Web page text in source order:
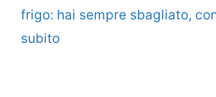
frigo: hai sempre sbagliato,
subito